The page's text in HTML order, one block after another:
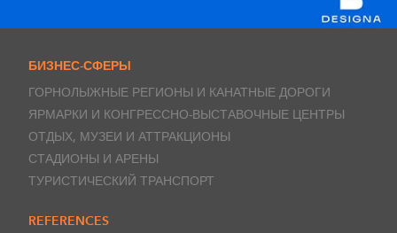
БИЗНЕС-СФЕРЫ
ГОРНОЛЫЖНЫЕ РЕГИОНЫ И КАНАТНЫЕ ДОРОГИ
ЯРМАРКИ И КОНГРЕССНО-ВЫСТАВОЧНЫЕ ЦЕНТРЫ
ОТДЫХ, МУЗЕИ И АТТРАКЦИОНЫ
СТАДИОНЫ И АРЕНЫ
ТУРИСТИЧЕСКИЙ ТРАНСПОРТ
REFERENCES